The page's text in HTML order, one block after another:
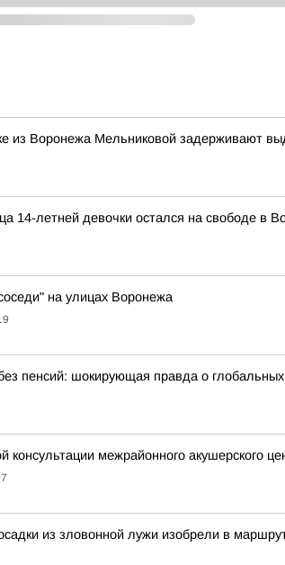
из Воронежа Мельниковой задерживают
14-летней девочки остался на свободе в
на улицах Воронежа
пенсий: шокирующая правда о глобальных
консультации межрайонного акушерского
из зловонной лужи изобрели в